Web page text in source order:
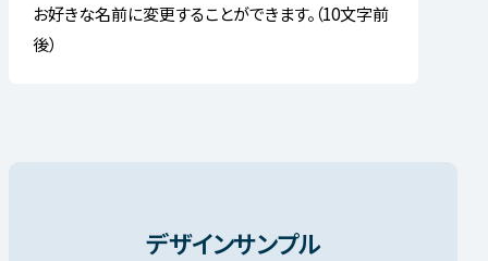
お好きな名前に変更することができます。（10文字前
後）
デザインサンプル